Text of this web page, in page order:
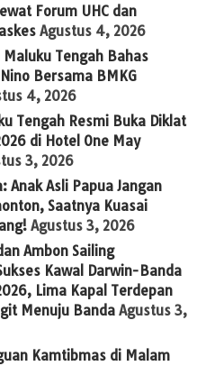
Forum UHC dan
Agustus 4, 2026
Tengah Bahas
Bersama BMKG
4, 2026
Tengah Resmi Buka Diklat
di Hotel One May
3, 2026
Anak Asli Papua Jangan
Saatnya Kuasai
Agustus 3, 2026
Ambon Sailing
Kawal Darwin-Banda
Lima Kapal Terdepan
Menuju Banda Agustus 3,
Kamtibmas di Malam